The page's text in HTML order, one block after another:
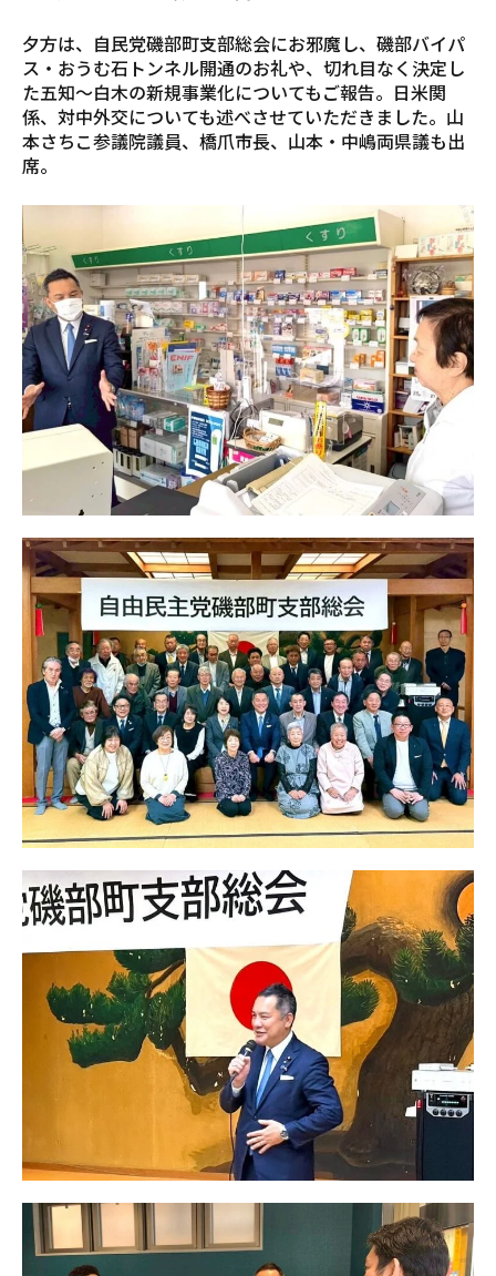
夕方は、自民党磯部町支部総会にお邪魔し、磯部バイパ
ス・おうむ石トンネル開通のお礼や、切れ目なく決定し
た五知〜白木の新規事業化についてもご報告。日米関
係、対中外交についても述べさせていただきました。山
本さちこ参議院議員、橋爪市長、山本・中嶋両県議も出
席。